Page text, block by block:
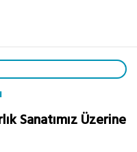
Sanatımız Üzerine